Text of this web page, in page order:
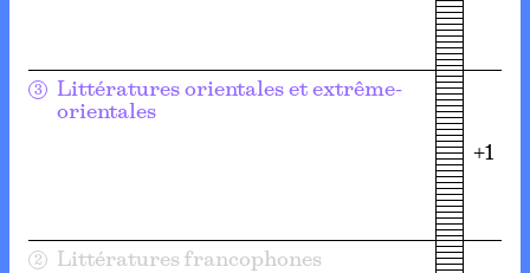
3
Littératures orientales et extrême-
orientales
+1
2 Littératures francophones